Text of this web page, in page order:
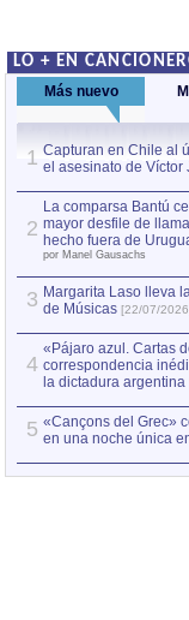
LO + EN
Más nuevo
1 Capturan en Chile al
el asesinato de Víctor
2
La comparsa Bantú
mayor desfile de
hecho fuera de
por Manel Gausachs
3 Margarita Laso lleva
de Músicas [22/07/
4
«Pájaro azul. Cartas
correspondencia
la dictadura argentina
5 «Cançons del Grec»
en una noche única